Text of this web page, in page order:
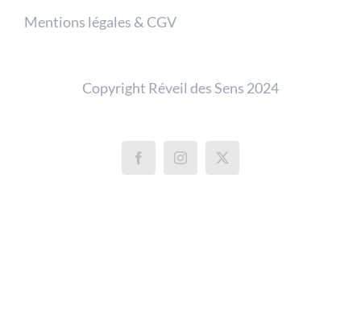
Mentions légales & CGV
Copyright Réveil des Sens 2024